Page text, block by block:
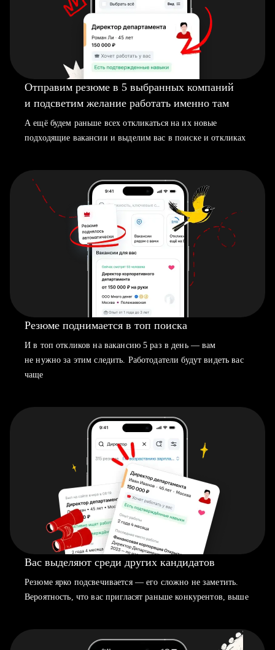
Отправим резюме в 5 выбранных компаний
и подсветим желание работать именно там
А ещё будем раньше всех откликаться на их новые
подходящие вакансии и выделим вас в поиске и откликах
Резюме поднимается в топ поиска
И в топ откликов на вакансию 5 раз в день — вам
не нужно за этим следить. Работодатели будут видеть вас
чаще
Вас выделяют среди других кандидатов
Резюме ярко подсвечивается — его сложно не заметить.
Вероятность, что вас пригласят раньше конкурентов, выше